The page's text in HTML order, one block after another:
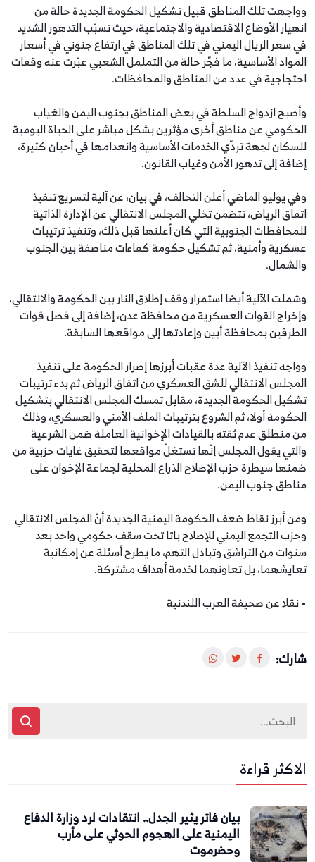
وواجهت تلك المناطق قبيل تشكيل الحكومة الجديدة حالة من
انهيار الأوضاع الاقتصادية والاجتماعية، حيث تسبّب التدهور الشديد
في سعر الريال اليمني في تلك المناطق في ارتفاع جنوني في أسعار
المواد الأساسية، ما فجّر حالة من التململ الشعبي عبّرت عنه وقفات
احتجاجية في عدد من المناطق والمحافظات.
وأصبح ازدواج السلطة في بعض المناطق بجنوب اليمن والغياب
الحكومي عن مناطق أخرى مؤثرين بشكل مباشر على الحياة اليومية
للسكان لجهة تردّي الخدمات الأساسية وانعدامها في أحيان كثيرة،
إضافة إلى تدهور الأمن وغياب القانون.
وفي يوليو الماضي أعلن التحالف، في بيان، عن آلية لتسريع تنفيذ
اتفاق الرياض، تتضمن تخلي المجلس الانتقالي عن الإدارة الذاتية
للمحافظات الجنوبية التي كان أعلنها قبل ذلك، وتنفيذ ترتيبات
عسكرية وأمنية، ثم تشكيل حكومة كفاءات مناصفة بين الجنوب
والشمال.
وشملت الآلية أيضا استمرار وقف إطلاق النار بين الحكومة والانتقالي،
وإخراج القوات العسكرية من محافظة عدن، إضافة إلى فصل قوات
الطرفين بمحافظة أبين وإعادتها إلى مواقعها السابقة.
وواجه تنفيذ الآلية عدة عقبات أبرزها إصرار الحكومة على تنفيذ
المجلس الانتقالي للشق العسكري من اتفاق الرياض ثم بدء ترتيبات
تشكيل الحكومة الجديدة، مقابل تمسك المجلس الانتقالي بتشكيل
الحكومة أولا، ثم الشروع بترتيبات الملف الأمني والعسكري، وذلك
من منطلق عدم ثقته بالقيادات الإخوانية العاملة ضمن الشرعية
والتي يقول المجلس إنّها تستغلّ مواقعها لتحقيق غايات حزبية من
ضمنها سيطرة حزب الإصلاح الذراع المحلية لجماعة الإخوان على
مناطق جنوب اليمن.
ومن أبرز نقاط ضعف الحكومة اليمنية الجديدة أنّ المجلس الانتقالي
وحزب التجمع اليمني للإصلاح باتا تحت سقف حكومي واحد بعد
سنوات من التراشق وتبادل التهم، ما يطرح أسئلة عن إمكانية
تعايشهما، بل تعاونهما لخدمة أهداف مشتركة.
• نقلا عن صحيفة العرب اللندنية
شارك:
الاكثر قراءة
بيان فاتر يثير الجدل.. انتقادات لرد وزارة الدفاع
اليمنية على الهجوم الحوثي على مأرب
وحضرموت